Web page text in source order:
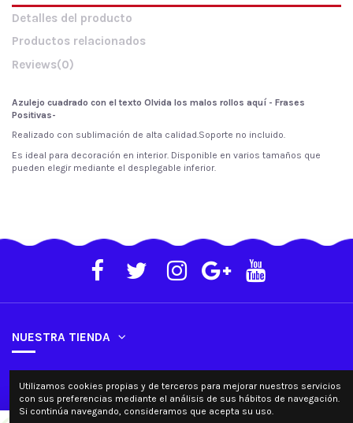
Detalles del producto
Productos relacionados
Reviews(0)
Azulejo cuadrado con el texto Olvida los malos rollos aquí - Frases
Positivas-
Realizado con sublimación de alta calidad.Soporte no incluido.
Es ideal para decoración en interior. Disponible en varios tamaños que
pueden elegir mediante el desplegable inferior.
NUESTRA TIENDA
Contacta con nosotros
Utilizamos cookies propias y de terceros para mejorar nuestros servicios
con sus preferencias mediante el análisis de sus hábitos de navegación.
Si continúa navegando, consideramos que acepta su uso.